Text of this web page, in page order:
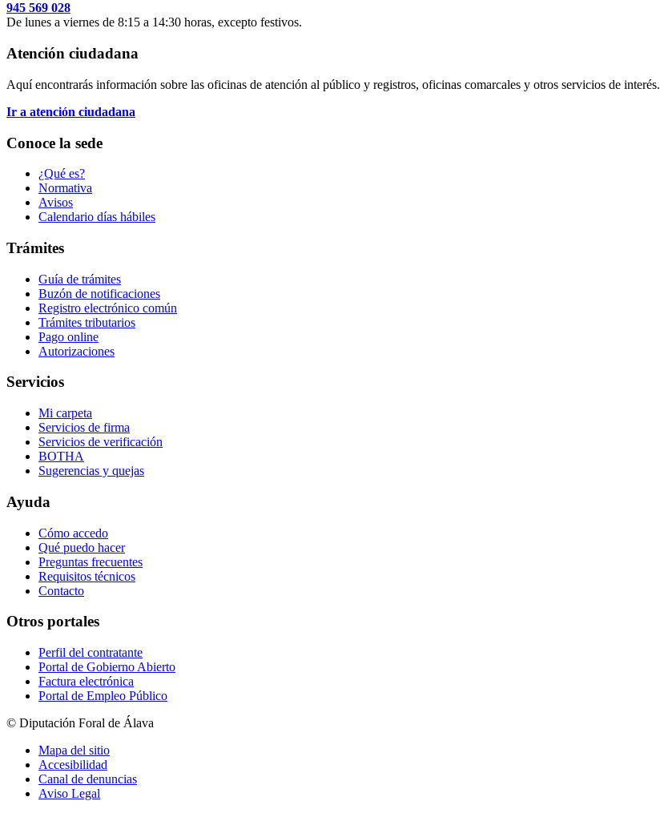
945 569 028
De lunes a viernes de 8:15 a 14:30 horas, excepto festivos.
Atención ciudadana
Aquí encontrarás información sobre las oficinas de atención al público y registros, oficinas comarcales y otros servicios de interés.
Ir a atención ciudadana
Conoce la sede
¿Qué es?
Normativa
Avisos
Calendario días hábiles
Trámites
Guía de trámites
Buzón de notificaciones
Registro electrónico común
Trámites tributarios
Pago online
Autorizaciones
Servicios
Mi carpeta
Servicios de firma
Servicios de verificación
BOTHA
Sugerencias y quejas
Ayuda
Cómo accedo
Qué puedo hacer
Preguntas frecuentes
Requisitos técnicos
Contacto
Otros portales
Perfil del contratante
Portal de Gobierno Abierto
Factura electrónica
Portal de Empleo Público
© Diputación Foral de Álava
Mapa del sitio
Accesibilidad
Canal de denuncias
Aviso Legal